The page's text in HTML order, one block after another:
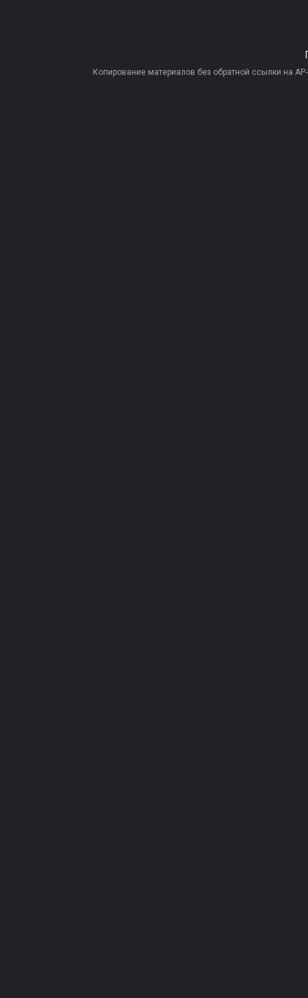
Копирование материалов без обратной ссылки на